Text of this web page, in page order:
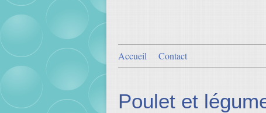
Accueil Contact
Poulet et